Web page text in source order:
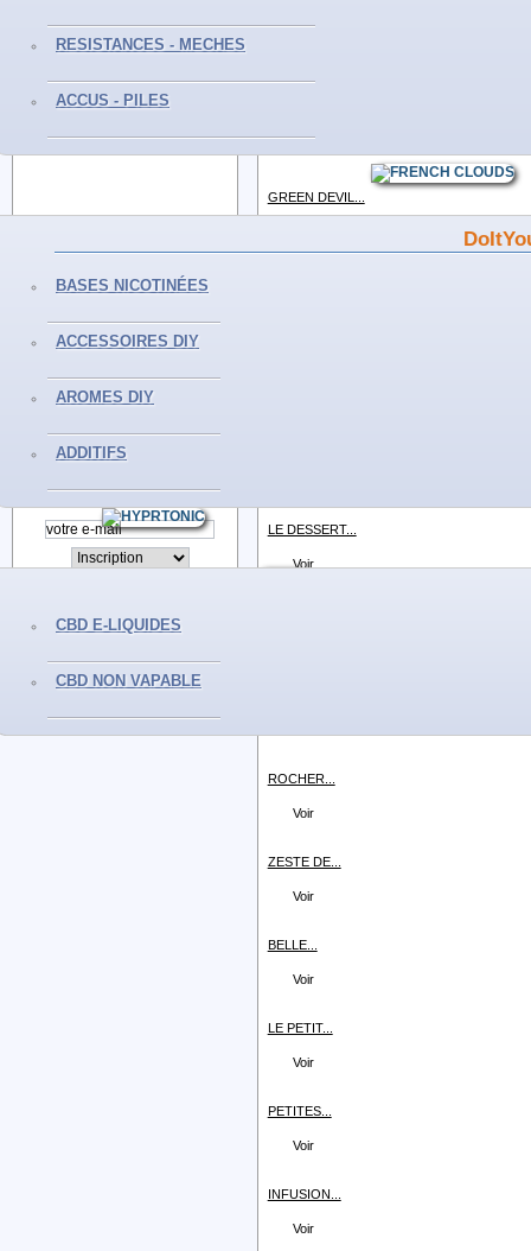
RESISTANCES - MECHES
ACCUS - PILES
BASES NICOTINÉES
ACCESSOIRES DIY
AROMES DIY
ADDITIFS
CBD E-LIQUIDES
CBD NON VAPABLE
CONTACTEZ-NOUS
Du Lundi au Samedi
Tél :0559298239
Mentions légales
Paiement sécurisé
Politique de confidentialité
SUNNY DEVIL...
GREEN DEVIL...
LE DESSERT...
Voir
ROCHER...
Voir
ZESTE DE...
Voir
BELLE...
Voir
LE PETIT...
Voir
PETITES...
Voir
INFUSION...
Voir